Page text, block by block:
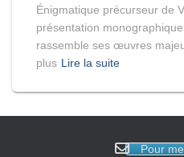
Énigmatique précurseur de
présentation
rassemble ses œuvres
plus Lire la suite
Pour